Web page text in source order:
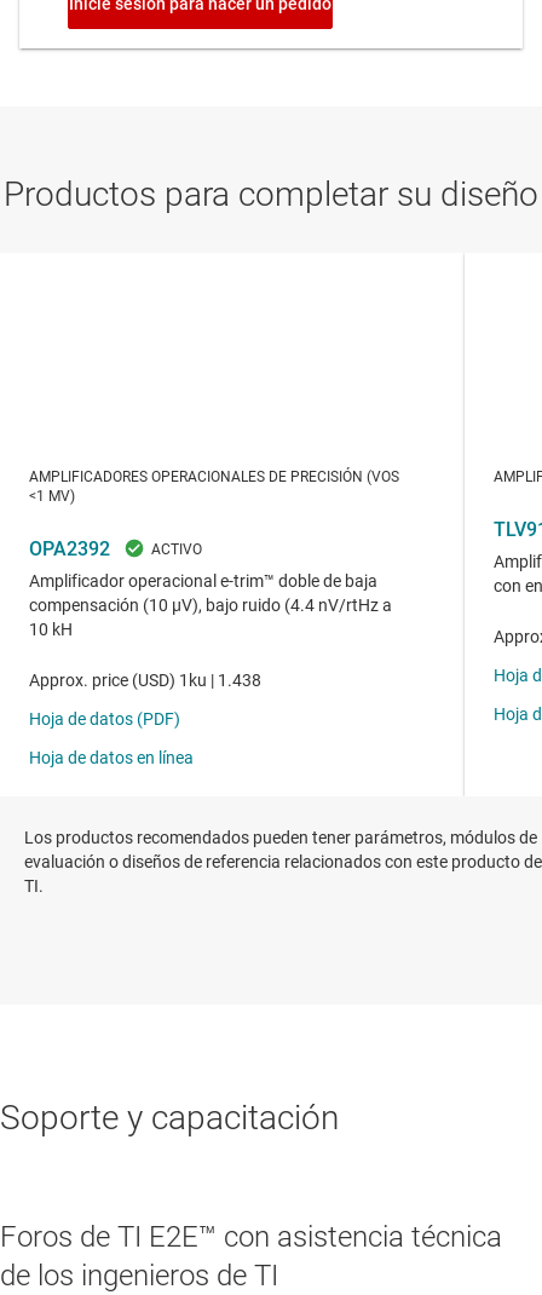
Los productos recomendados pueden tener parámetros, módulos de
evaluación o diseños de referencia relacionados con este producto de
TI.
Soporte y capacitación
Foros de TI E2E™ con asistencia técnica
de los ingenieros de TI